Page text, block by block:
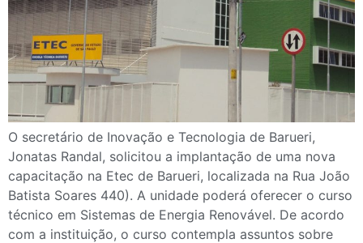
O secretário de Inovação e Tecnologia de Barueri,
Jonatas Randal, solicitou a implantação de uma nova
capacitação na Etec de Barueri, localizada na Rua João
Batista Soares 440). A unidade poderá oferecer o curso
técnico em Sistemas de Energia Renovável. De acordo
com a instituição, o curso contempla assuntos sobre